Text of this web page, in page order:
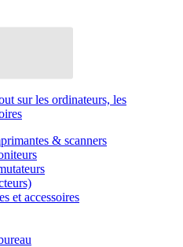
sur les ordinateurs, les
& scanners
et accessoires